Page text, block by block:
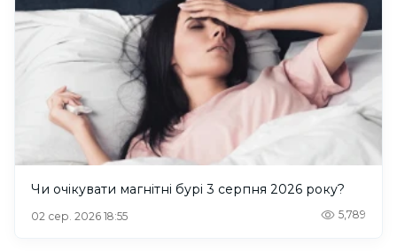
Чи очікувати магнітні бурі 3 серпня 2026 року?
02 сер. 2026 18:55 5,789